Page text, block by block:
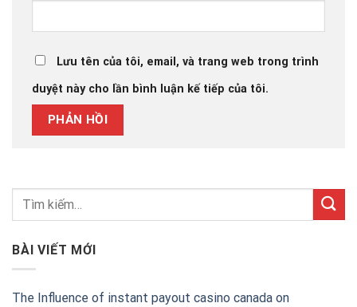
Lưu tên của tôi, email, và trang web trong trình
duyệt này cho lần bình luận kế tiếp của tôi.
BÀI VIẾT MỚI
The Influence of instant payout casino canada on